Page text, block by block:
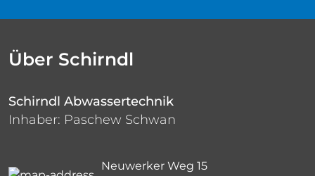
Über Schirndl
Schirndl Abwassertechnik
Inhaber: Paschew Schwan
Neuwerker Weg 15